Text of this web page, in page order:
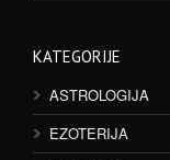
KATEGORIJE
ASTROLOGIJA
EZOTERIJA